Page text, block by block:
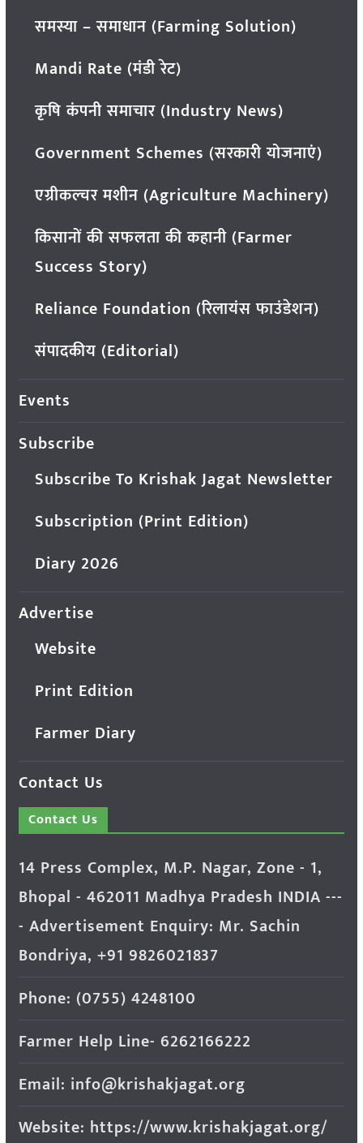
समस्या – समाधान (Farming Solution)
Mandi Rate (मंडी रेट)
कृषि कंपनी समाचार (Industry News)
Government Schemes (सरकारी योजनाएं)
एग्रीकल्चर मशीन (Agriculture Machinery)
किसानों की सफलता की कहानी (Farmer
Success Story)
Reliance Foundation (रिलायंस फाउंडेशन)
संपादकीय (Editorial)
Events
Subscribe
Subscribe To Krishak Jagat Newsletter
Subscription (Print Edition)
Diary 2026
Advertise
Website
Print Edition
Farmer Diary
Contact Us
Contact Us
14 Press Complex, M.P. Nagar, Zone - 1,
Bhopal - 462011 Madhya Pradesh INDIA ---
- Advertisement Enquiry: Mr. Sachin
Bondriya, +91 9826021837
Phone: (0755) 4248100
Farmer Help Line- 6262166222
Email: info@krishakjagat.org
Website: https://www.krishakjagat.org/